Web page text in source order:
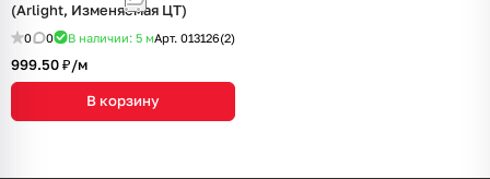
(Arlight, Изменяемая ЦТ)
0 0 В наличии: 5 мАрт. 013126(2)
999.50 ₽/м
В корзину